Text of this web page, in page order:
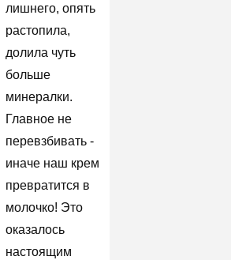
лишнего, опять
растопила,
долила чуть
больше
минералки.
Главное не
перевзбивать -
иначе наш крем
превратится в
молочко! Это
оказалось
настоящим